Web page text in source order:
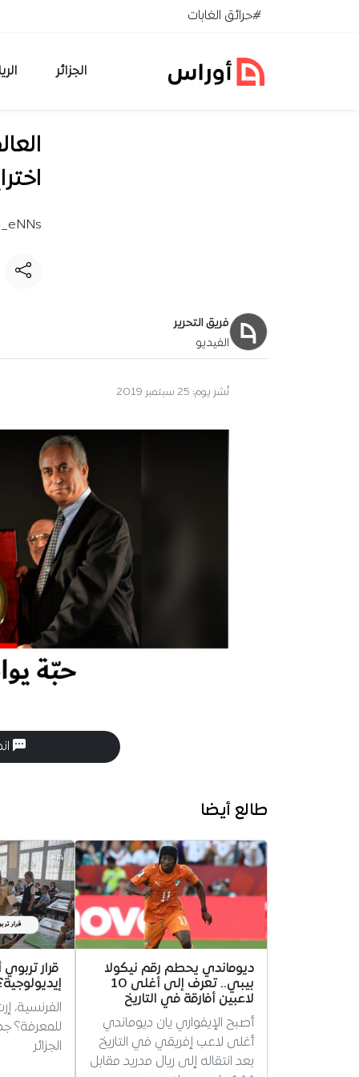
تخطي إلى المحتوى#حرائق الغابات
الجزائر
فريق التحرير
الفيديو
نُشر يوم: 25 سبتمبر 2019
طالع أيضا
ديوماندي يحطم رقم نيكولا
بيبي.. تعرف إلى أغلى 10
لاعبين أفارقة في التاريخ
أصبح الإيفواري يان ديوماندي
أغلى لاعب إفريقي في التاريخ
بعد انتقاله إلى ريال مدريد مقابل
قرار
الفرنسية،
للمعرفة؟
الجزائر